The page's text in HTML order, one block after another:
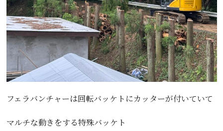
フェラバンチャーは回転バッケトにカッターが付いていて
マルチな動きをする特殊バッケト